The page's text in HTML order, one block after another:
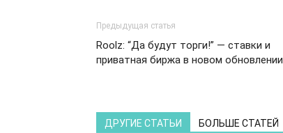
Предыдущая статья
Roolz: “Да будут торги!” — ставки и
приватная биржа в новом обновлении
ДРУГИЕ СТАТЬИ БОЛЬШЕ СТАТЕЙ